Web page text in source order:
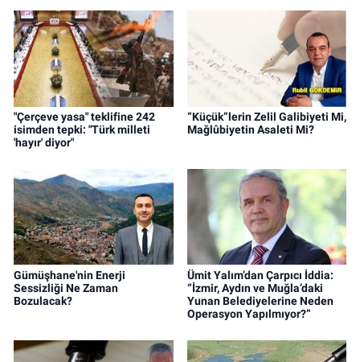
"Çerçeve yasa" teklifine 242
isimden tepki: "Türk milleti
'hayır' diyor"
“Küçük”lerin Zelil Galibiyeti Mi,
Mağlûbiyetin Asaleti Mi?
Gümüşhane'nin Enerji
Sessizliği Ne Zaman
Bozulacak?
Ümit Yalım’dan Çarpıcı İddia:
“İzmir, Aydın ve Muğla’daki
Yunan Belediyelerine Neden
Operasyon Yapılmıyor?”